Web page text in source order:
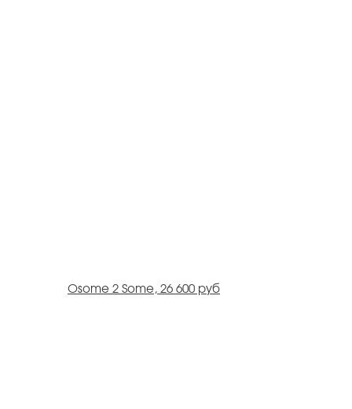
Osome 2 Some, 26 600 руб